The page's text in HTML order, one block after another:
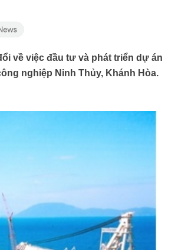
về việc đầu tư và phát triển dự án
nghiệp Ninh Thủy, Khánh Hòa.